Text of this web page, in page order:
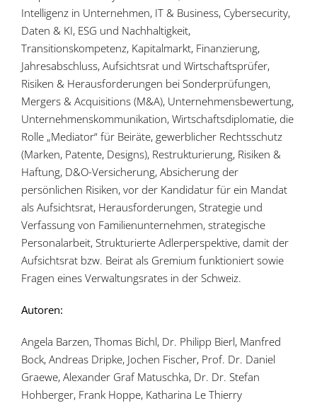
Intelligenz in Unternehmen, IT & Business, Cybersecurity,
Daten & KI, ESG und Nachhaltigkeit,
Transitionskompetenz, Kapitalmarkt, Finanzierung,
Jahresabschluss, Aufsichtsrat und Wirtschaftsprüfer,
Risiken & Herausforderungen bei Sonderprüfungen,
Mergers & Acquisitions (M&A), Unternehmensbewertung,
Unternehmenskommunikation, Wirtschaftsdiplomatie, die
Rolle „Mediator“ für Beiräte, gewerblicher Rechtsschutz
(Marken, Patente, Designs), Restrukturierung, Risiken &
Haftung, D&O-Versicherung, Absicherung der
persönlichen Risiken, vor der Kandidatur für ein Mandat
als Aufsichtsrat, Herausforderungen, Strategie und
Verfassung von Familienunternehmen, strategische
Personalarbeit, Strukturierte Adlerperspektive, damit der
Aufsichtsrat bzw. Beirat als Gremium funktioniert sowie
Fragen eines Verwaltungsrates in der Schweiz.
Autoren:
Angela Barzen, Thomas Bichl, Dr. Philipp Bierl, Manfred
Bock, Andreas Dripke, Jochen Fischer, Prof. Dr. Daniel
Graewe, Alexander Graf Matuschka, Dr. Dr. Stefan
Hohberger, Frank Hoppe, Katharina Le Thierry